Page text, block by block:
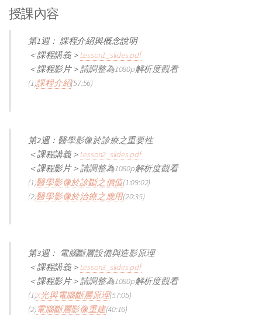
授課內容
第1週： 課程介紹與概念說明
＜課程講義＞Lesson1_slides.pdf
＜課程影片＞請調整為1080p解析度觀看
(1)課程介紹(57:56)
第2週： 醫學影像於診療之重要性
＜課程講義＞ Lesson2_slides.pdf
＜課程影片＞請調整為1080p解析度觀看
(1)醫學影像於診斷之價值(1:09:02)
(2)醫學影像於治療之應用(20:35)
第3週：
電腦斷層設備與造影原理
＜課程講義＞Lesson3_slides.pdf
＜課程影片＞請調整為1080p解析度觀看
(1)X光與電腦斷層原理(57:05)
(2)電腦斷層影像重建(40:16)